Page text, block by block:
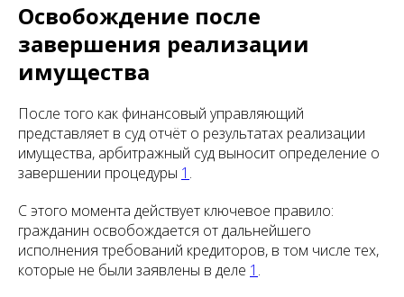
Освобождение после
завершения реализации
имущества
После того как финансовый управляющий
представляет в суд отчёт о результатах реализации
имущества, арбитражный суд выносит определение о
завершении процедуры 1 .
С этого момента действует ключевое правило:
гражданин освобождается от дальнейшего
исполнения требований кредиторов, в том числе тех,
которые не были заявлены в деле 1 .